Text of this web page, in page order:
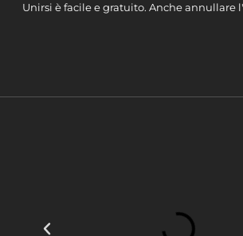
Unirsi è facile e gratuito. Anche annullare